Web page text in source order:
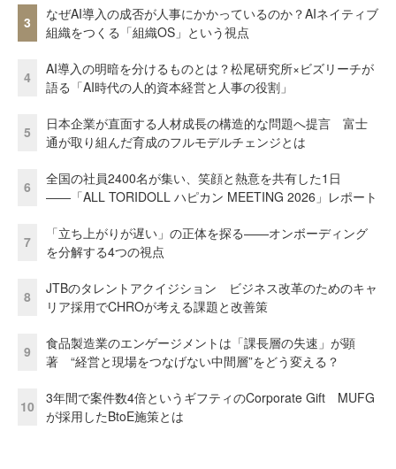
3
なぜAI導入の成否が人事にかかっているのか？AIネイティブ
組織をつくる「組織OS」という視点
4
AI導入の明暗を分けるものとは？松尾研究所×ビズリーチが
語る「AI時代の人的資本経営と人事の役割」
5
日本企業が直面する人材成長の構造的な問題へ提言 富士
通が取り組んだ育成のフルモデルチェンジとは
6
全国の社員2400名が集い、笑顔と熱意を共有した1日
――「ALL TORIDOLL ハピカン MEETING 2026」レポート
7
「立ち上がりが遅い」の正体を探る——オンボーディング
を分解する4つの視点
8
JTBのタレントアクイジション ビジネス改革のためのキャ
リア採用でCHROが考える課題と改善策
9
食品製造業のエンゲージメントは「課長層の失速」が顕
著 “経営と現場をつなげない中間層”をどう変える？
10
3年間で案件数4倍というギフティのCorporate Gift MUFG
が採用したBtoE施策とは